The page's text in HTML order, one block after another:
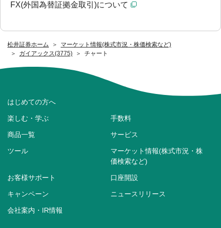
松井証券ホーム
マーケット情報(株式市況・株価検索など)
ガイアックス(3775)
チャート
FX(外国為替証拠金取引)について
はじめての方へ
楽しむ・学ぶ 手数料
商品一覧 サービス
ツール
マーケット情報(株式市況・株
価検索など)
お客様サポート 口座開設
キャンペーン ニュースリリース
会社案内・IR情報